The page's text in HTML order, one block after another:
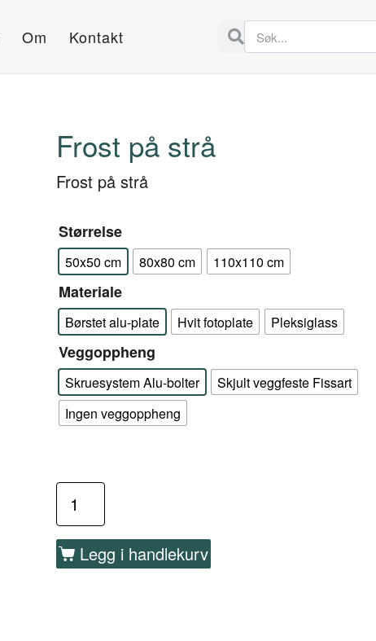
Om Kontakt
Frost på strå
Frost på strå
Størrelse
50x50 cm 80x80 cm 110x110 cm
Materiale
Børstet alu-plate Hvit fotoplate Pleksiglass
Veggoppheng
Skruesystem Alu-bolter
Skjult veggfeste Fissart
Ingen veggoppheng
Legg i handlekurv